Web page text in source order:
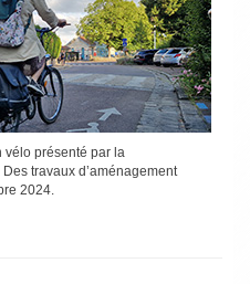
vélo présenté par la
travaux d’aménagement
2024.